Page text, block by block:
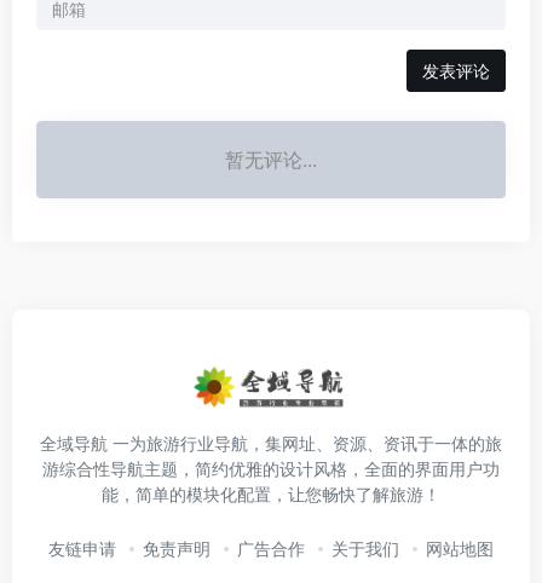
发表评论
暂无评论...
全域导航 一为旅游行业导航，集网址、资源、资讯于一体的旅
游综合性导航主题，简约优雅的设计风格，全面的界面用户功
能，简单的模块化配置，让您畅快了解旅游！
友链申请 免责声明 广告合作 关于我们 网站地图